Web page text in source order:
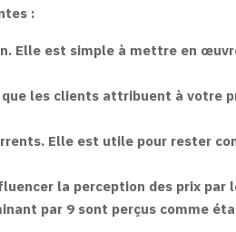
:
Elle est simple à mettre en
les clients attribuent à votre
Elle est utile pour rester
la perception des prix par
par 9 sont perçus comme